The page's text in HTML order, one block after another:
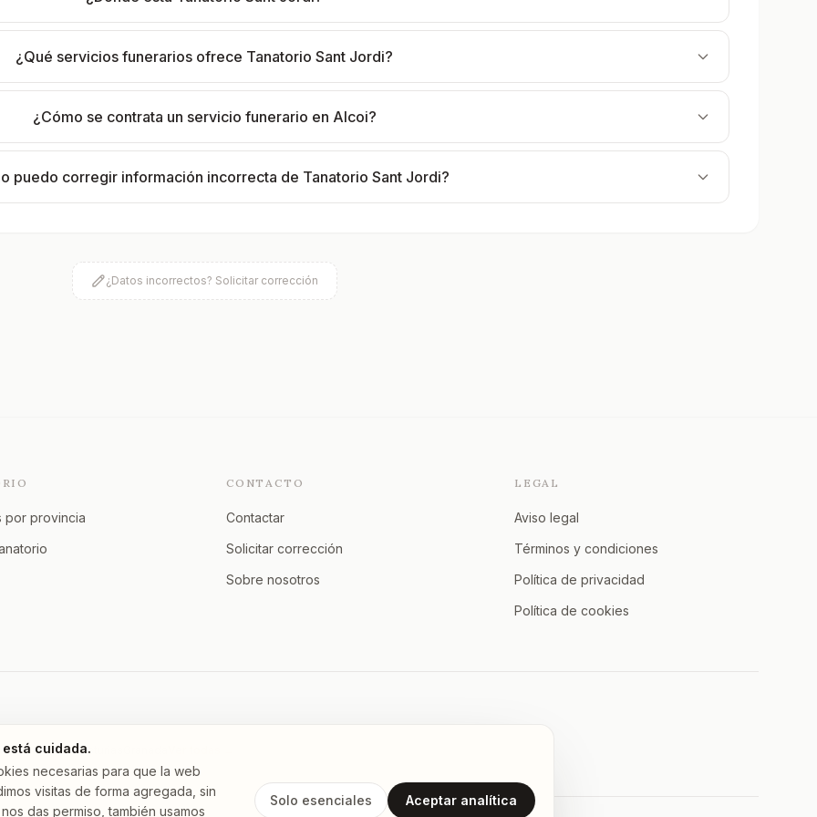
¿Qué servicios funerarios ofrece Tanatorio Sant Jordi?
¿Cómo se contrata un servicio funerario en Alcoi?
puedo corregir información incorrecta de Tanatorio Sant Jordi?
¿Datos incorrectos? Solicitar corrección
por provincia
CONTACTO
Contactar
Solicitar corrección
Sobre nosotros
LEGAL
Aviso legal
Términos y condiciones
Política de privacidad
Política de cookies
A CoruñaAsturias
cuidada.
necesarias para que la web
visitas de forma agregada, sin
das permiso, también usamos
Solo esenciales Aceptar analítica